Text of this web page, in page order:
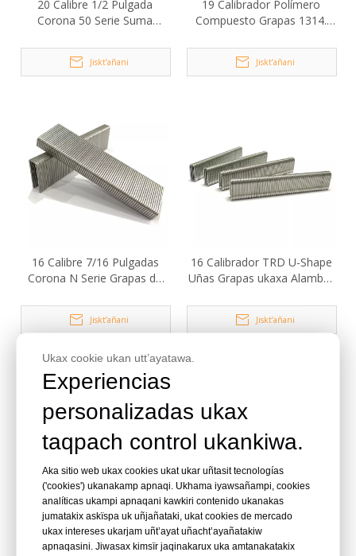
20 Calibre 1/2 Pulgada
Corona 50 Serie Suma
Jiskt’añani
19 Calibrador Polímero
Compuesto Grapas 1314.
lurasi
Jiskt’añani
16 Calibre 7/16 Pulgadas
Corona N Serie Grapas de
Jiskt’añani
16 Calibrador TRD U-Shape
Uñas Grapas ukaxa Alambre
ukataki
Jiskt’añani
16 Calibre 3/4 Pulgadas
Acero Inoxidable U Corona
Grapas BCS31 Ukaxa Cinta
16 Calibre 3/4 Pulgada U
Corona Grapas BCS31P
Ukaxa Cinta ukampi
Ukax cookie ukan utt’ayatawa.
Experiencias
personalizadas ukax
taqpach control ukankiwa.
Aka sitio web ukax cookies ukat ukar uñtasit tecnologías
('cookies') ukanakamp apnaqi. Ukhama iyawsañampi, cookies
analíticas ukampi apnaqani kawkiri contenido ukanakas
jumatakix askïspa uk uñjañataki, ukat cookies de mercado
ukax intereses ukarjam uñt’ayat uñacht’ayañatakiw
apnaqasini. Jiwasax kimsïr jaqinakarux uka amtanakatakix